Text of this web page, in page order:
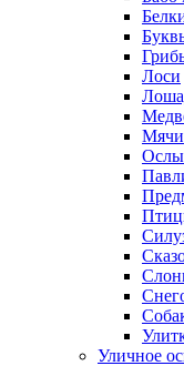
Лоси
Мячи
Ослы
Уличное